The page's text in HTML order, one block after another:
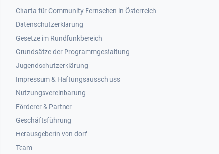
Footer 1
Charta für Community Fernsehen in Österreich
Datenschutzerklärung
Gesetze im Rundfunkbereich
Grundsätze der Programmgestaltung
Jugendschutzerklärung
Impressum & Haftungsausschluss
Nutzungsvereinbarung
Footer 2
Förderer & Partner
Geschäftsführung
Herausgeberin von dorf
Team